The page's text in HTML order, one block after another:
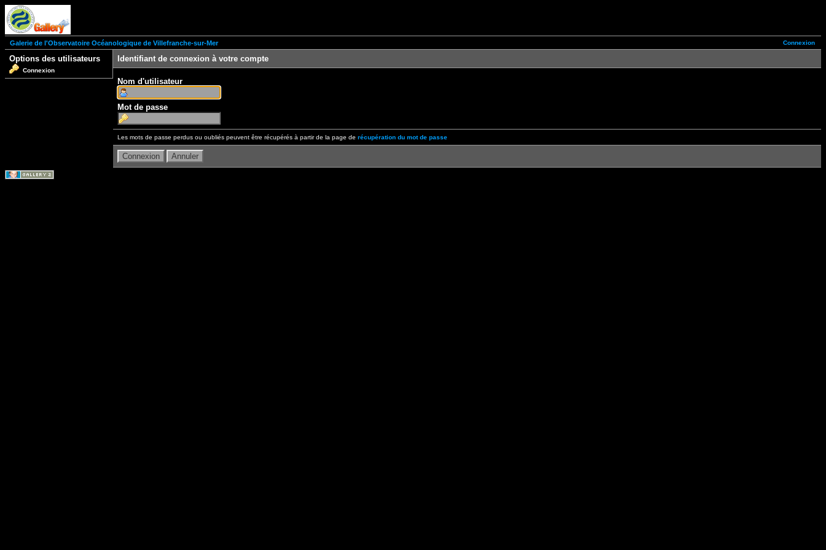
Connexion
Galerie de l'Observatoire Océanologique de Villefranche-sur-Mer
Options des utilisateurs
Connexion
Identifiant de connexion à votre compte
Nom d'utilisateur
Mot de passe
Les mots de passe perdus ou oubliés peuvent être récupérés à partir de la page de récupération du mot de passe